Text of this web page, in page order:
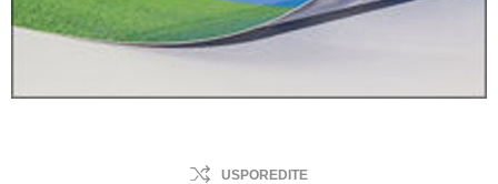
USPOREDITE